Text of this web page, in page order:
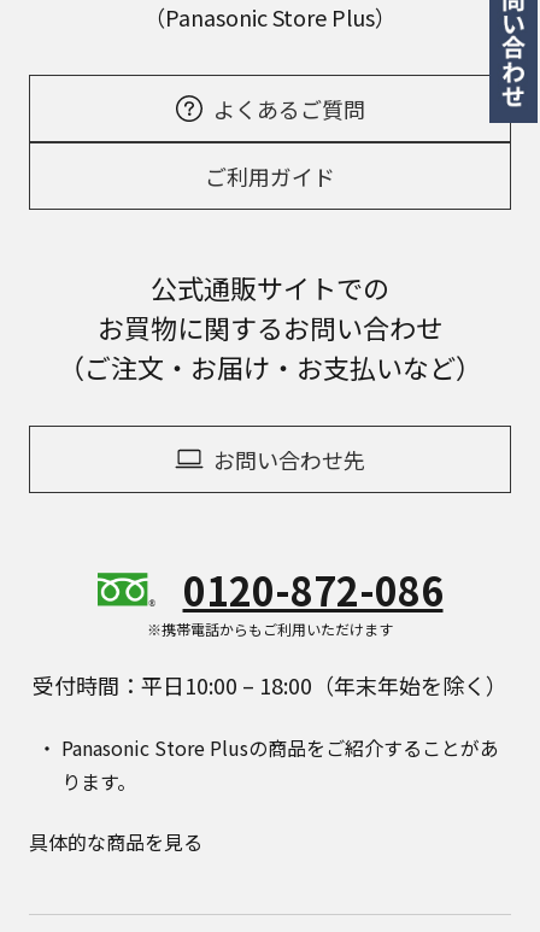
（Panasonic Store Plus）
よくあるご質問
ご利用ガイド
公式通販サイトでの
お買物に関するお問い合わせ
（ご注文・お届け・お支払いなど）
お問い合わせ先
0120-872-086
※携帯電話からもご利用いただけます
受付時間：平日10:00 – 18:00（年末年始を除く）
Panasonic Store Plusの商品をご紹介することがあ
ります。
具体的な商品を見る